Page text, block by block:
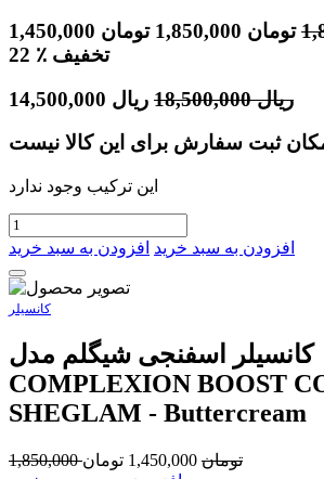
1,450,000 تومان 1,850,000 تومان
22
٪ تخفیف
14,500,000 ریال 18,500,000 ریال
ثبت سفارش برای این کالا نیست
این ترکیب وجود ندارد
افزودن به سبد خرید افزودن به سبد خرید
کانسیلر
کانسیلر اسفنجی شیگلم مدل
COMPLEXION BOOST
SHEGLAM - Buttercream
1,850,000 تومان 1,450,000 تومان